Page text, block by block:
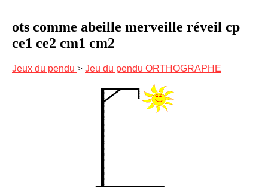
ots comme abeille merveille réveil cp
ce1 ce2 cm1 cm2
Jeux du pendu > Jeu du pendu ORTHOGRAPHE